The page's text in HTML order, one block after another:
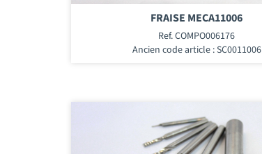
FRAISE MECA11006
Ref. COMPO006176
Ancien code article : SC0011006